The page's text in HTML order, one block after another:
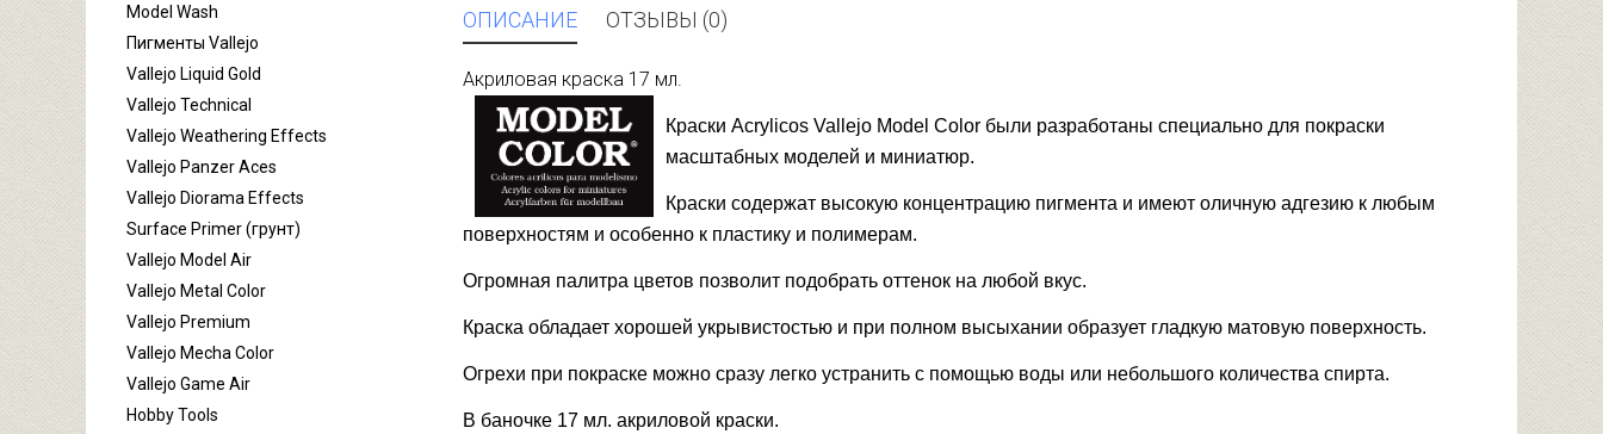
Model Wash
Пигменты Vallejo
Vallejo Liquid Gold
Vallejo Technical
Vallejo Weathering Effects
Vallejo Panzer Aces
Vallejo Diorama Effects
Surface Primer (грунт)
Vallejo Model Air
Vallejo Metal Color
Vallejo Premium
Vallejo Mecha Color
Vallejo Game Air
Hobby Tools
ОПИСАНИЕ ОТЗЫВЫ (0)
Акриловая краска 17 мл.
Краски Acrylicos Vallejo Model Color были разработаны специально для покраски
масштабных моделей и миниатюр.
Краски содержат высокую концентрацию пигмента и имеют оличную адгезию к любым
поверхностям и особенно к пластику и полимерам.
Огромная палитра цветов позволит подобрать оттенок на любой вкус.
Краска обладает хорошей укрывистостью и при полном высыхании образует гладкую матовую поверхность.
Огрехи при покраске можно сразу легко устранить с помощью воды или небольшого количества спирта.
В баночке 17 мл. акриловой краски.